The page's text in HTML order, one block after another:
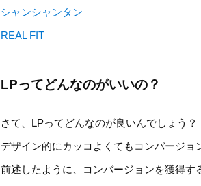
シャンシャンタン
REAL FIT
LPってどんなのがいいの？
さて、LPってどんなのが良いんでしょう？
デザイン的にカッコよくてもコンバージョ
前述したように、コンバージョンを獲得